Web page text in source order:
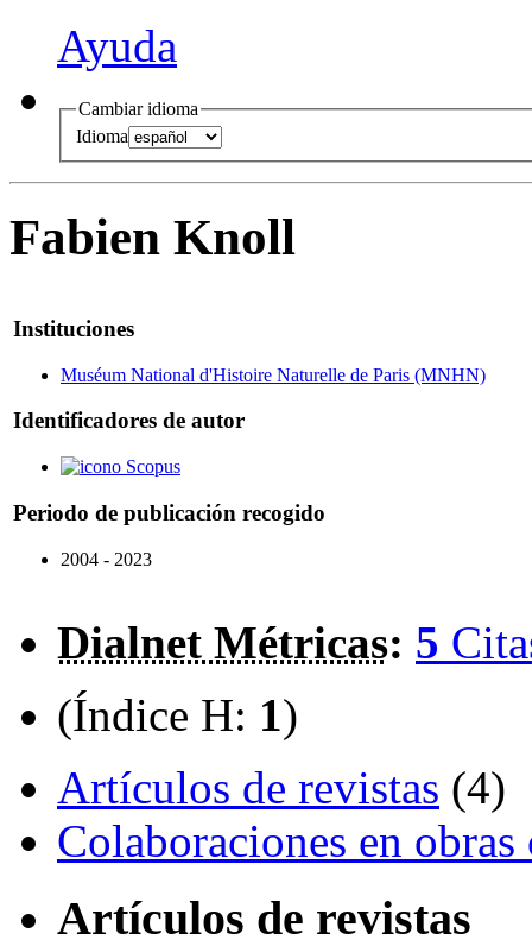
Ayuda
Cambiar idioma
Idioma
Fabien Knoll
Instituciones
Muséum National d'Histoire Naturelle de Paris (MNHN)
Identificadores de autor
Scopus
Periodo de publicación recogido
2004 - 2023
Dialnet Métricas: 5
(Índice H: 1)
Artículos de revistas (4)
Colaboraciones en
Artículos de revistas